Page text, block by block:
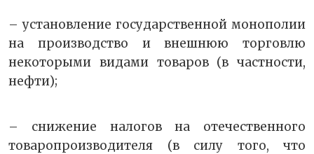
– установление государственной монополии
на производство и внешнюю торговлю
некоторыми видами товаров (в частности,
нефти);
– снижение налогов на отечественного
товаропроизводителя (в силу того, что